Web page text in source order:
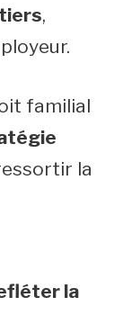
,
familial
la
la